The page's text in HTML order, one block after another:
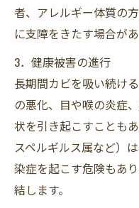
者、アレルギー体質の
に支障をきたす場合があ
3．健康被害の進行
長期間カビを吸い続け
の悪化、目や喉の炎症
状を引き起こすことも
スペルギルス属など）
染症を起こす危険もあ
結します。